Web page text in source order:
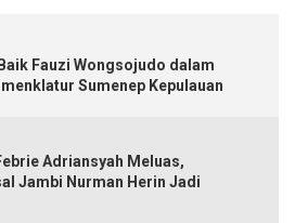
Fauzi Wongsojudo dalam
Sumenep Kepulauan
Adriansyah Meluas,
Jambi Nurman Herin Jadi